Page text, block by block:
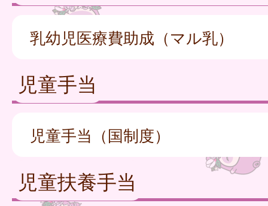
乳幼児医療費助成（マル乳）
児童手当
児童手当（国制度）
児童扶養手当